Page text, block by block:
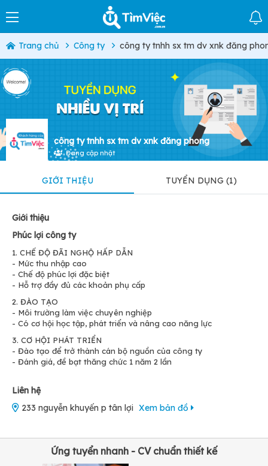
Trang chủ Công ty công ty tnhh sx tm dv xnk đăng
công ty tnhh sx tm dv xnk đăng phong
Đang cập nhật
GIỚI THIỆU TUYỂN DỤNG (1)
Giới thiệu
Phúc lợi công ty
1. CHẾ ĐỘ ĐÃI NGHỘ HẤP DẪN
- Mức thu nhập cao
- Chế độ phúc lợi đặc biệt
- Hỗ trợ đầy đủ các khoản phụ cấp
2. ĐÀO TẠO
- Môi trường làm việc chuyên nghiệp
- Có cơ hội học tập, phát triển và nâng cao năng lực
3. CƠ HỘI PHÁT TRIỂN
- Đào tạo để trở thành cán bộ nguồn của công ty
- Đánh giá, đề bạt thăng chức 1 năm 2 lần
Liên hệ
233 nguyễn khuyến p tân lợi Xem bản đồ
Ứng tuyển nhanh - CV chuẩn thiết kế